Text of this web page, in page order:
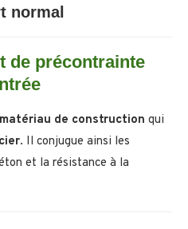
normal
de précontrainte
matériau de construction qui
. Il conjugue ainsi les
et la résistance à la